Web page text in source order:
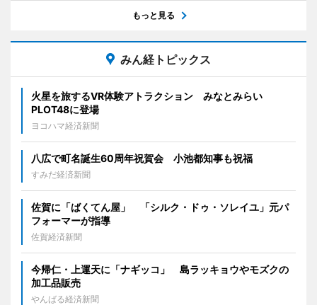
もっと見る
みん経トピックス
火星を旅するVR体験アトラクション みなとみらい
PLOT48に登場
ヨコハマ経済新聞
八広で町名誕生60周年祝賀会 小池都知事も祝福
すみだ経済新聞
佐賀に「ばくてん屋」 「シルク・ドゥ・ソレイユ」元パ
フォーマーが指導
佐賀経済新聞
今帰仁・上運天に「ナギッコ」 島ラッキョウやモズクの
加工品販売
やんばる経済新聞